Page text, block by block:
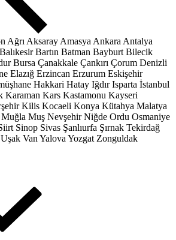
Ağrı Aksaray Amasya Ankara Antalya
Balıkesir Bartın Batman Bayburt Bilecik
Bursa Çanakkale Çankırı Çorum Denizli
Elazığ Erzincan Erzurum Eskişehir
Hakkari Hatay Iğdır Isparta İstanbul
Karaman Kars Kastamonu Kayseri
Kilis Kocaeli Konya Kütahya Malatya
Muğla Muş Nevşehir Niğde Ordu Osmaniye
Sinop Sivas Şanlıurfa Şırnak Tekirdağ
Uşak Van Yalova Yozgat Zonguldak